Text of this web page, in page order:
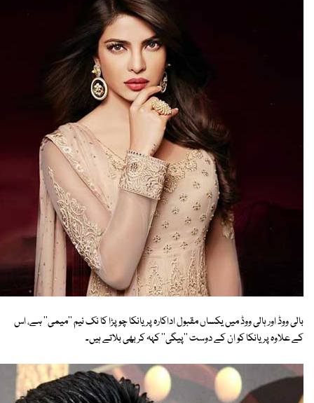
بالی ووڈ اور ہالی ووڈ میں یکساں مقبول اداکارہ پریانکا چوپڑا کا نک نیم ''میمی'' ہے، اس
کے علاوہ پریانکا کو ان کے دوست ''پیگی'' کہہ کر بھی بلاتے ہیں۔